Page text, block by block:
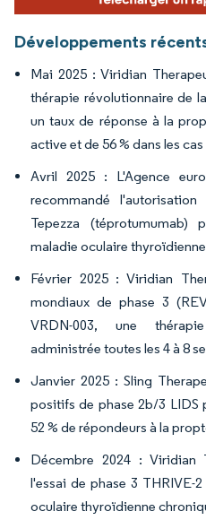
Développements
Mai 2025 : Viridian
thérapie révolutionnaire de
un taux de réponse à la
active et de 56 % dans les
Avril 2025 : L'Agence
recommandé
Tepezza
maladie oculaire
Février 2025 : Viridian
mondiaux de phase 3
VRDN-003, une
administrée toutes les 4 à 8
Janvier 2025 : Sling
positifs de phase 2b/3 LIDS
52 % de répondeurs à la
Décembre 2024 : Viridian
l'essai de phase 3 THRIVE-
oculaire thyroïdienne